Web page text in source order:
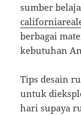
sumber
berbagai
kebutuhan
Tips desain
untuk
hari supaya